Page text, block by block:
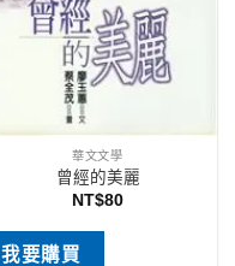
華文文學
曾經的美麗
NT$80
我要購買